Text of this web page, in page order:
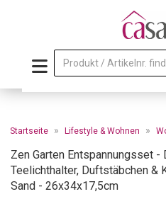
Startseite » Lifestyle & Wohnen »
Zen Garten Entspannungsset
Teelichthalter, Duftstäbchen &
Sand - 26x34x17,5cm